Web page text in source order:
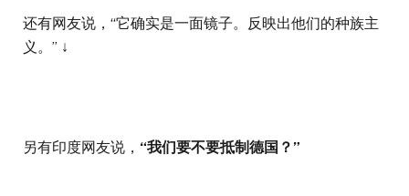
还有网友说，“它确实是一面镜子。反映出他们的种族主
义。” ↓
另有印度网友说， “我们要不要抵制德国？”